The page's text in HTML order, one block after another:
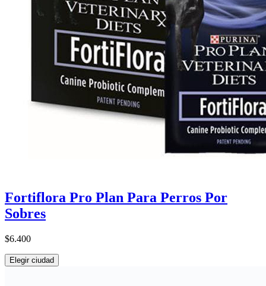
Fortiflora Pro Plan Para Perros Por
Sobres
$6.400
Elegir ciudad